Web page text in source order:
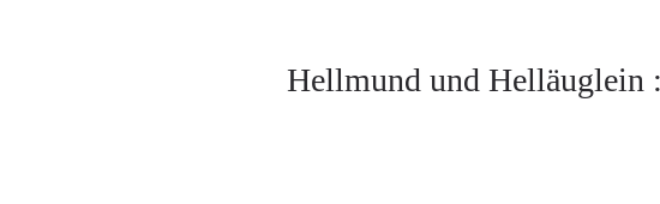
Hellmund und Helläuglein